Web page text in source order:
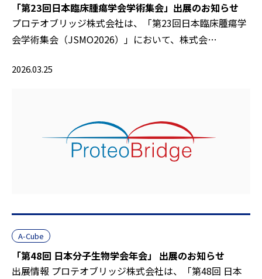
「第23回日本臨床腫瘍学会学術集会」出展のお知らせ
プロテオブリッジ株式会社は、「第23回日本臨床腫瘍学
会学術集会（JSMO2026）」において、株式会…
2026.03.25
A-Cube
「第48回 日本分子生物学会年会」 出展のお知らせ
出展情報 プロテオブリッジ株式会社は、「第48回 日本